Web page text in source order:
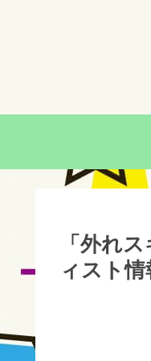
「外れ
ィスト